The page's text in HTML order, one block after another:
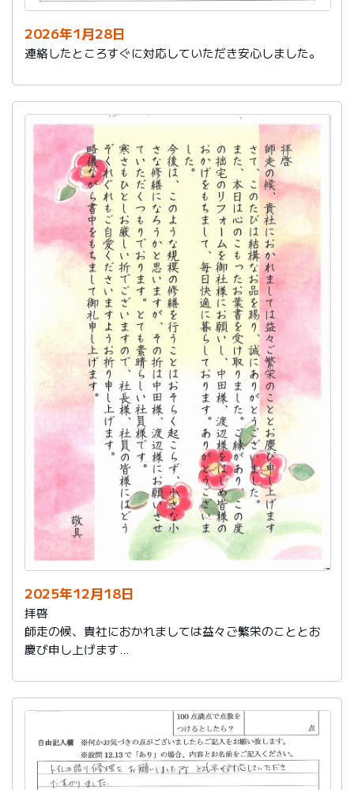
2026年1月28日
連絡したところすぐに対応していただき安心しました。
2025年12月18日
拝啓
師走の候、貴社におかれましては益々ご繁栄のこととお
慶び申し上げます
ざいました。
また、本日は心のこもったお葉書を受け取りました。ご
縁があり、この度の拙宅のリフォームを御社様にお願い
し、中田様、渡辺様をはじめ皆様のおかげをもちまし
て、毎日快適に暮らしております。ありがとうございま
した。